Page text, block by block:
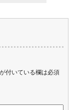
が付いている欄は必須